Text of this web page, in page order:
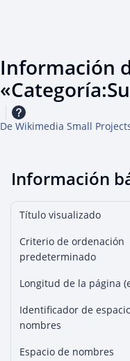
Información
De Wikimedia Small
Información
Título visualizado
Criterio de ordenación
predeterminado
Longitud de la página
Identificador de
nombres
Espacio de nombres